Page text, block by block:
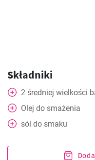
Składniki
2 średniej wielkości
Olej do smażenia
sól do smaku